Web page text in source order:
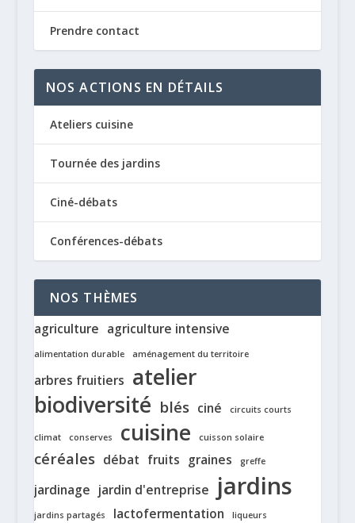
Prendre contact
NOS ACTIONS EN DÉTAILS
Ateliers cuisine
Tournée des jardins
Ciné-débats
Conférences-débats
NOS THÈMES
agriculture agriculture intensive
alimentation durable aménagement du territoire
arbres fruitiers atelier
biodiversité blés ciné circuits courts
climat conserves cuisine cuisson solaire
céréales débat fruits graines greffe
jardinage jardin d'entreprise jardins
jardins partagés lactofermentation liqueurs